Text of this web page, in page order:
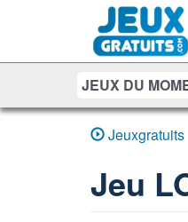
JEUX DU
SHERIFF POKER
Jeuxgratuits
Jeu